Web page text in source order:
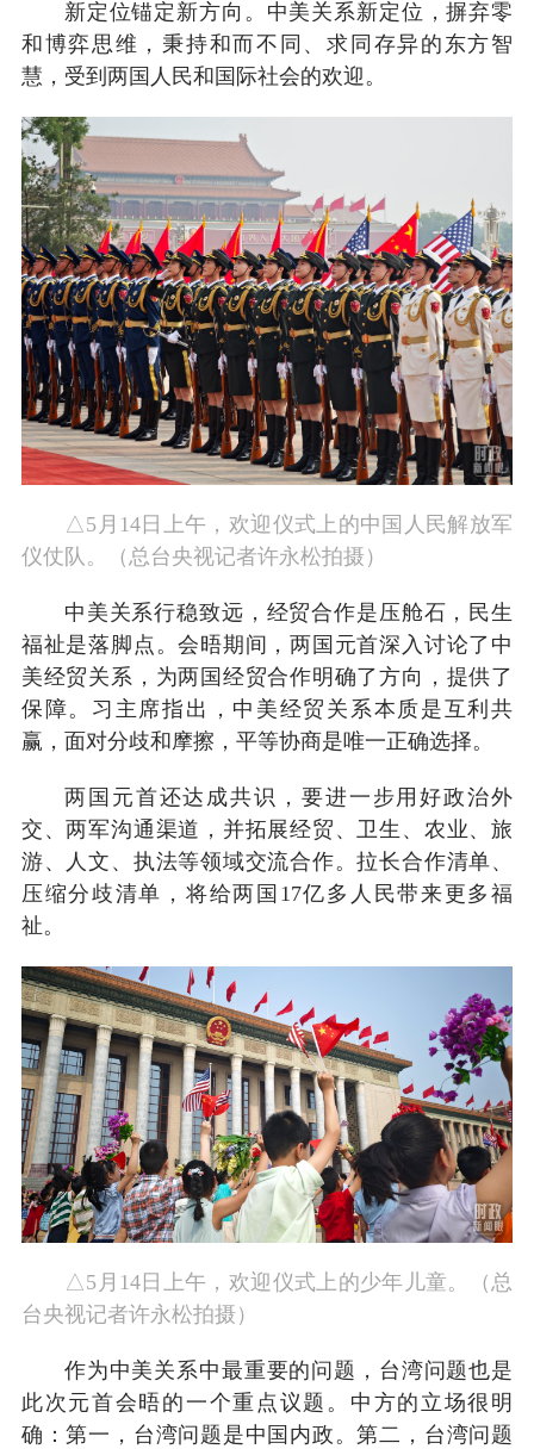
新定位锚定新方向。中美关系新定位，摒弃零
和博弈思维，秉持和而不同、求同存异的东方智
慧，受到两国人民和国际社会的欢迎。
△5月14日上午，欢迎仪式上的中国人民解放军
仪仗队。（总台央视记者许永松拍摄）
中美关系行稳致远，经贸合作是压舱石，民生
福祉是落脚点。会晤期间，两国元首深入讨论了中
美经贸关系，为两国经贸合作明确了方向，提供了
保障。习主席指出，中美经贸关系本质是互利共
赢，面对分歧和摩擦，平等协商是唯一正确选择。
两国元首还达成共识，要进一步用好政治外
交、两军沟通渠道，并拓展经贸、卫生、农业、旅
游、人文、执法等领域交流合作。拉长合作清单、
压缩分歧清单，将给两国17亿多人民带来更多福
祉。
△5月14日上午，欢迎仪式上的少年儿童。（总
台央视记者许永松拍摄）
作为中美关系中最重要的问题，台湾问题也是
此次元首会晤的一个重点议题。中方的立场很明
确：第一，台湾问题是中国内政。第二，台湾问题